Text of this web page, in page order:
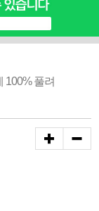
100% 풀려